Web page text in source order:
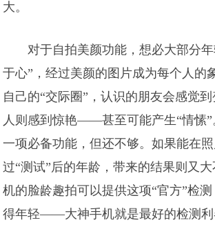
大。
对于自拍美颜功能，想必大部分
于心”，经过美颜的图片成为每个人的
自己的“交际圈”，认识的朋友会感觉
人则感到惊艳——甚至可能产生“情愫”
一项必备功能，但还不够。如果能在
过“测试”后的年龄，带来的结果则又
机的脸龄趣拍可以提供这项“官方”检
得年轻——大神手机就是最好的检测利